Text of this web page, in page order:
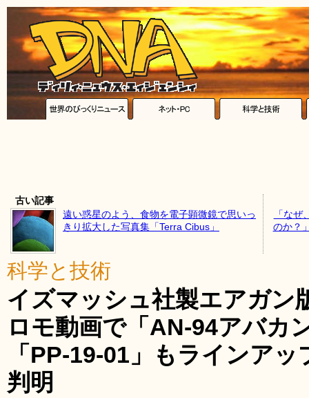
古い記事
遠い惑星のよう、食物を電子顕微鏡で思いっ
きり拡大した写真集「Terra Cibus」
「な
のか？
科学と技術
イズマッシュ社製エアガン
ロモ動画で「AN-94アバカ
「PP-19-01」もラインア
判明